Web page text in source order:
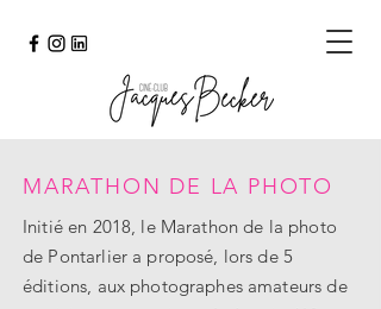
MARATHON DE LA PHOTO
Initié en 2018, le Marathon de la photo
de Pontarlier a proposé, lors de 5
éditions, aux photographes amateurs de